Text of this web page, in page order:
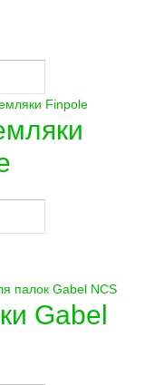
Gabel